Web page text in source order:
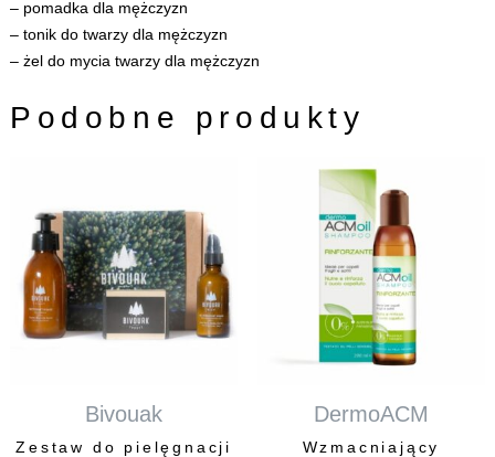
– pomadka dla mężczyzn
– tonik do twarzy dla mężczyzn
– żel do mycia twarzy dla mężczyzn
Podobne produkty
Bivouak
Zestaw do pielęgnacji
DermoACM
Wzmacniający